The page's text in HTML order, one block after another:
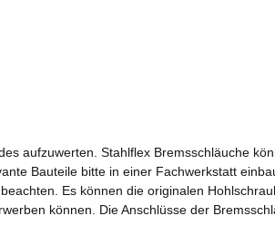
aufzuwerten. Stahlflex Bremsschläuche
Bauteile bitte in einer Fachwerkstatt
Es können die originalen
können. Die Anschlüsse der